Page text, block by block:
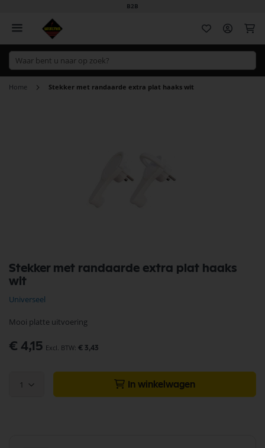
B2B
Home Stekker met randaarde extra plat haaks wit
Stekker met randaarde extra plat haaks
wit
Universeel
Mooi platte uitvoering
€ 4,15 € 3,43
1 In winkelwagen
naar
het
van
afbeeldingen-